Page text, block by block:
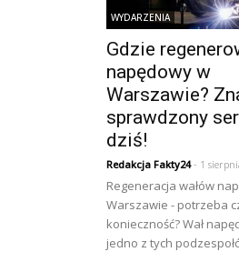
WYDARZENIA
Gdzie
napędowy w
Warszawie?
sprawdzony
dziś!
Redakcja Fakty24- 1
Regeneracja wałów
Warszawie - potrzeba
konieczność? Wał
jedno z tych